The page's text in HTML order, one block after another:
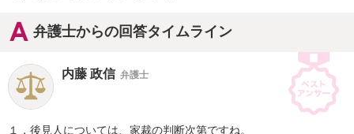
弁護士からの回答タイムライン
内藤 政信 弁護士
１，後見人については、家裁の判断次第ですね。